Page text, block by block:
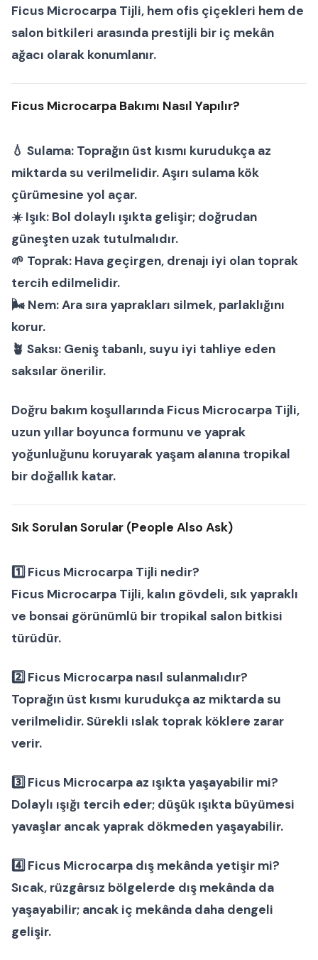
Ficus Microcarpa Tijli, hem ofis çiçekleri hem de
salon bitkileri arasında prestijli bir iç mekân
ağacı olarak konumlanır.
Ficus Microcarpa Bakımı Nasıl Yapılır?
💧 Sulama: Toprağın üst kısmı kurudukça az
miktarda su verilmelidir. Aşırı sulama kök
çürümesine yol açar.
☀️ Işık: Bol dolaylı ışıkta gelişir; doğrudan
güneşten uzak tutulmalıdır.
🌱 Toprak: Hava geçirgen, drenajı iyi olan toprak
tercih edilmelidir.
🌬 Nem:Ara sıra yaprakları silmek, parlaklığını
korur.
🪴 Saksı: Geniş tabanlı, suyu iyi tahliye eden
saksılar önerilir.
Doğru bakım koşullarında Ficus Microcarpa Tijli,
uzun yıllar boyunca formunu ve yaprak
yoğunluğunu koruyarak yaşam alanına tropikal
bir doğallık katar.
Sık Sorulan Sorular (People Also Ask)
1️⃣ Ficus Microcarpa Tijli nedir?
Ficus Microcarpa Tijli, kalın gövdeli, sık yapraklı
ve bonsai görünümlü bir tropikal salon bitkisi
türüdür.
2️⃣ Ficus Microcarpa nasıl sulanmalıdır?
Toprağın üst kısmı kurudukça az miktarda su
verilmelidir. Sürekli ıslak toprak köklere zarar
verir.
3️⃣ Ficus Microcarpa az ışıkta yaşayabilir mi?
Dolaylı ışığı tercih eder; düşük ışıkta büyümesi
yavaşlar ancak yaprak dökmeden yaşayabilir.
4️⃣ Ficus Microcarpa dış mekânda yetişir mi?
Sıcak, rüzgârsız bölgelerde dış mekânda da
yaşayabilir; ancak iç mekânda daha dengeli
gelişir.